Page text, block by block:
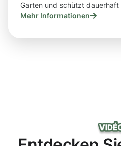
Garten und schützt
Mehr Informationen